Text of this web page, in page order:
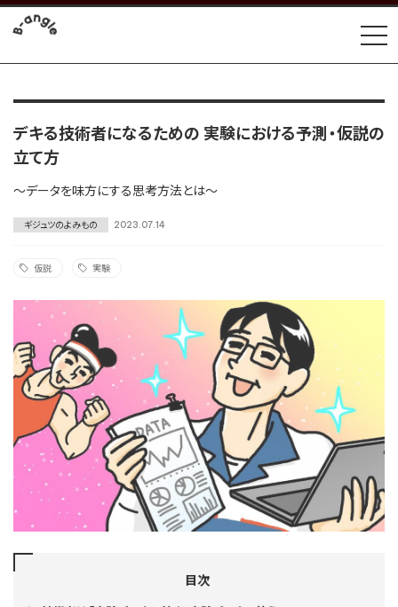
デキる技術者になるための 実験における予測・仮説の
立て方
～データを味方にする思考方法とは～
ギジュツのよみもの 2023.07.14
仮説 実験
目次